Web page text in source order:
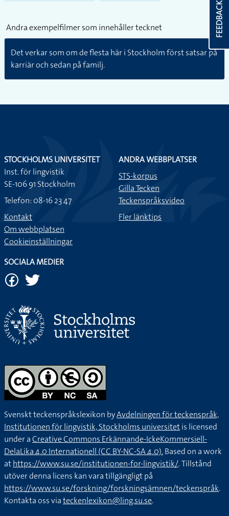
Andra exempelfilmer som innehåller tecknet
Det verkar som om de flesta här i Stockholm först satsar på
karriär och sedan på familj.
FEEDBACK
STOCKHOLMS UNIVERSITET
Inst. för lingvistik
SE-106 91 Stockholm
Telefon: 08-16 23 47
Kontakt
Om webbplatsen
Cookieinställningar
ANDRA WEBBPLATSER
STS-korpus
Gilla Tecken
Teckenspråksvideo
Fler länktips
SOCIALA MEDIER
Svenskt teckenspråkslexikon byAvdelningen för teckenspråk,
Institutionen för lingvistik, Stockholms universitetis licensed
under aCreative Commons Erkännande-IckeKommersiell-
DelaLika 4.0 Internationell (CC BY-NC-SA 4.0).Based on a work
athttps://www.su.se/institutionen-for-lingvistik/. Tillstånd
utöver denna licens kan vara tillgängligt på
https://www.su.se/forskning/forskningsämnen/teckenspråk.
Kontakta oss viateckenlexikon@ling.su.se.